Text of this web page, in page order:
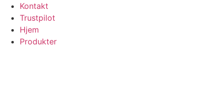
Kontakt
Trustpilot
Hjem
Produkter